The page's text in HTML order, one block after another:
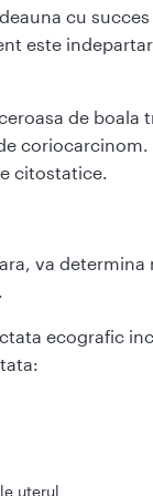
cu
este
de boala
coriocarcinom.
citostatice.
va determina
ecografic
uterul